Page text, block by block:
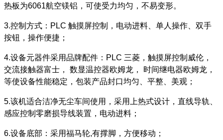
热板为6061航空镁铝，可使受力均匀，不易变形。
3.控制方式： PLC 触摸屏控制，电动进料、单人操作、双手
按钮，操作便捷；
4.设备元器件采用品牌配件： PLC 三菱，触摸屏控制威伦，
交流接触器富士，
数显温控器欧姆龙，
时间继电器欧姆龙，
等使设备性能稳定，包装产品封口均匀、平整、美观；
5.该机适合洁净无尘车间使用，采用上热式设计，直线导轨、
感应控制零磨损导线装置，电动进料；
6.设备底部：采用福马轮,有撑脚，方便移动；